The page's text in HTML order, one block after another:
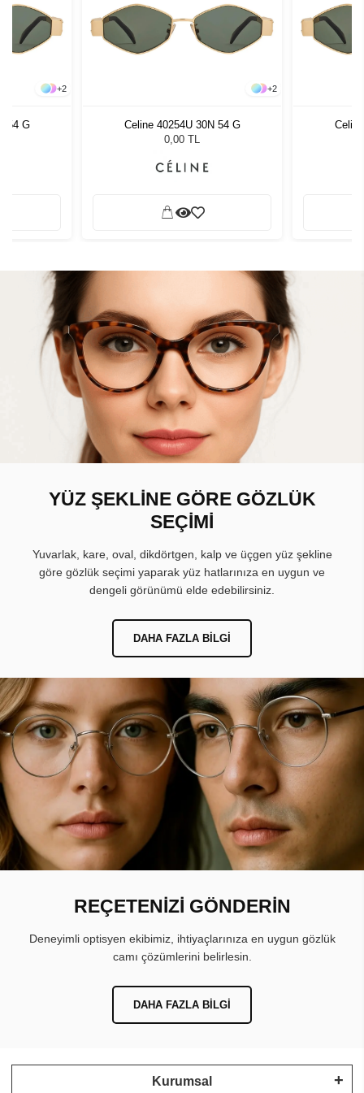
+2
54 G
+2
Celine 40254U 30N 54 G
0,00 TL
YÜZ ŞEKLİNE GÖRE GÖZLÜK
SEÇİMİ
Yuvarlak, kare, oval, dikdörtgen, kalp ve üçgen yüz şekline
göre gözlük seçimi yaparak yüz hatlarınıza en uygun ve
dengeli görünümü elde edebilirsiniz.
DAHA FAZLA BILGI
REÇETENİZİ GÖNDERİN
Deneyimli optisyen ekibimiz, ihtiyaçlarınıza en uygun gözlük
camı çözümlerini belirlesin.
DAHA FAZLA BILGI
Kurumsal